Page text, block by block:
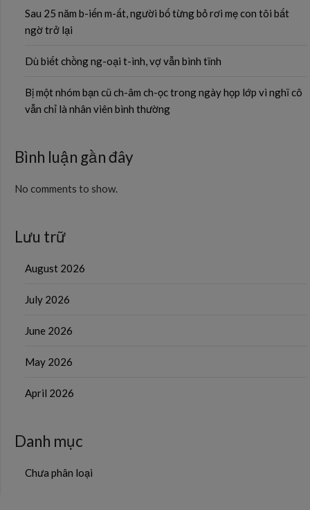
Sau 25 năm b-iến m-ất, người bố từng bỏ rơi mẹ con tôi bất
ngờ trở lại
Dù biết chồng ng-oại t-ình, vợ vẫn bình tĩnh
Bị một nhóm bạn cũ ch-âm ch-ọc trong ngày họp lớp vì nghĩ cô
vẫn chỉ là nhân viên bình thường
Bình luận gần đây
No comments to show.
Lưu trữ
August 2026
July 2026
June 2026
May 2026
April 2026
Danh mục
Chưa phân loại